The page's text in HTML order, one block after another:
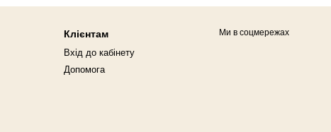
Клієнтам
Вхід до кабінету
Допомога
Ми в соцмережах